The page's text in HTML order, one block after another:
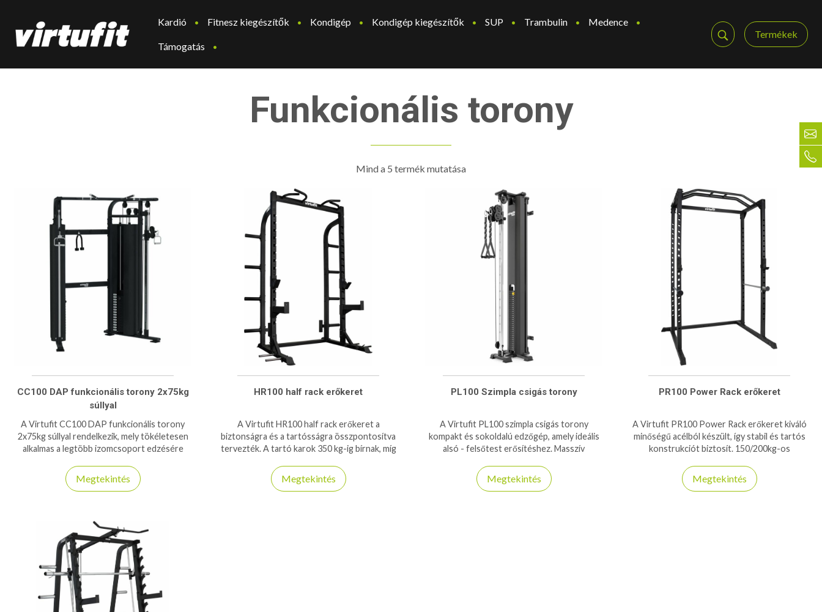
Kardió Fitnesz kiegészítők Kondigép Kondigép kiegészítők SUP Trambulin Medence
Támogatás
Termékek
Funkcionális torony
Mind a 5 termék mutatása
CC100 DAP funkcionális torony 2x75kg
súllyal
A Virtufit CC100 DAP funkcionális torony
2x75kg súllyal rendelkezik, mely tökéletesen
alkalmas a legtöbb izomcsoport edzésére
Megtekintés
HR100 half rack erőkeret
A Virtufit HR100 half rack erőkeret a
biztonságra és a tartósságra összpontosítva
tervezték. A tartó karok 350 kg-ig bírnak, míg
Megtekintés
PL100 Szimpla csigás torony
A Virtufit PL100 szimpla csigás torony
kompakt és sokoldalú edzőgép, amely ideális
alsó - felsőtest erősítéshez. Masszív
Megtekintés
PR100 Power Rack erőkeret
A Virtufit PR100 Power Rack erőkeret kiváló
minőségű acélból készült, így stabil és tartós
konstrukciót biztosít. 150/200kg-os
Megtekintés